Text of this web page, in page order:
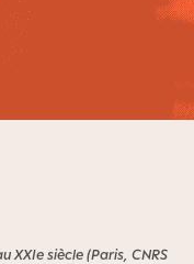
XXIe siècle (Paris, CNRS